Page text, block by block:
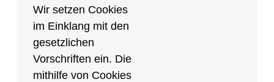
Wir setzen Cookies
im Einklang mit den
gesetzlichen
Vorschriften ein. Die
mithilfe von Cookies
Partner des Breitensports